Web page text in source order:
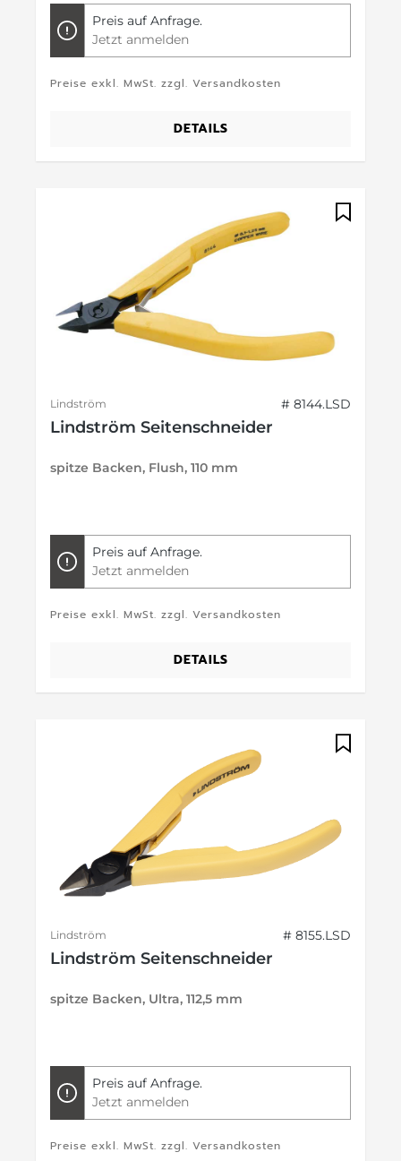
Preis auf Anfrage.
Jetzt anmelden
Preise exkl. MwSt. zzgl. Versandkosten
DETAILS
Lindström # 8144.LSD
Lindström Seitenschneider
spitze Backen, Flush, 110 mm
Preis auf Anfrage.
Jetzt anmelden
Preise exkl. MwSt. zzgl. Versandkosten
DETAILS
Lindström # 8155.LSD
Lindström Seitenschneider
spitze Backen, Ultra, 112,5 mm
Preis auf Anfrage.
Jetzt anmelden
Preise exkl. MwSt. zzgl. Versandkosten